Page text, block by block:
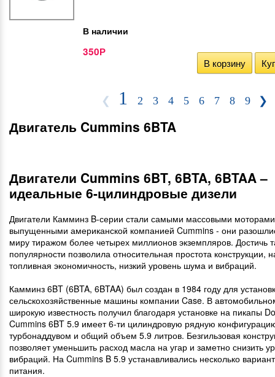
В наличии
350Р
В корзину
❮ 1 2 3 4 5 6 7 8 9 ❯
Двигатель Cummins 6BTA
Двигатели Cummins 6BT, 6BTA, 6BTAA –
идеальные 6-цилиндровые дизели
Двигатели Камминз B-серии стали самыми массовыми
выпущенными американской компанией Cummins - они
миру тиражом более четырех миллионов экземпляров. Достичь
популярности позволила относительная простота конструкции,
топливная экономичность, низкий уровень шума и вибраций.
Камминз 6BT (6BTA, 6BTAA) был создан в 1984 году для
сельскохозяйственные машины компании Case. В
широкую известность получил благодаря установке на пикапы
Cummins 6BT 5.9 имеет 6-ти цилиндровую рядную
турбонаддувом и общий объем 5.9 литров. Безгильзовая
позволяет уменьшить расход масла на угар и заметно снизить
вибраций. На Cummins B 5.9 устанавливались несколько
питания.